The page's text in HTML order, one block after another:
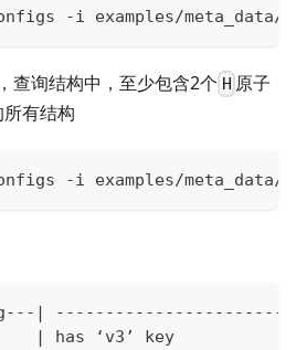
-i examples/meta_data/
查询结构中，至少包含2个 H 原子
有结构
-i examples/meta_data/
|
| has ‘v3’ key